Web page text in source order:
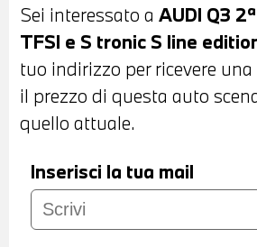
TELECAMERA
ELETTRICI - CAMBIO
PORTELLONE
ELETTRONICO - RADIO
CRUISE CONTROL
LIMITATORE DI VELOCITA'
SELECT - AUDI VIRTUAL
BLUETOOH - APPLE
Sei interessato a AUDI Q3
TFSI e S tronic S line
tuo indirizzo per ricevere
il prezzo di questa auto
quello attuale.
Inserisci la tua mail